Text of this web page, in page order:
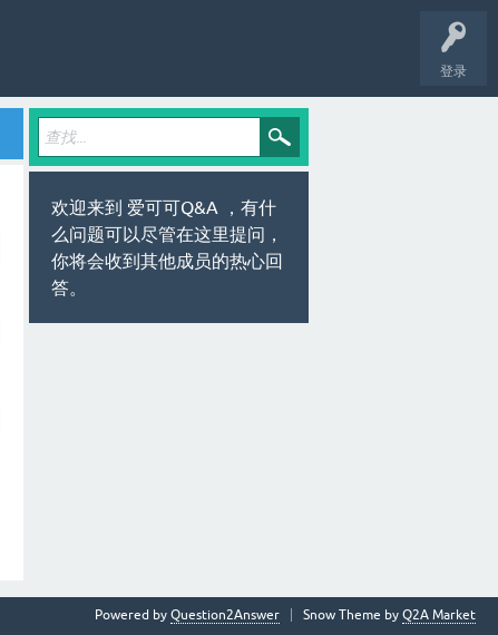
登录
欢迎来到 爱可可Q&A ，有什
么问题可以尽管在这里提问，
你将会收到其他成员的热心回
答。
Snow Theme by Q2A Market
Powered by Question2Answer